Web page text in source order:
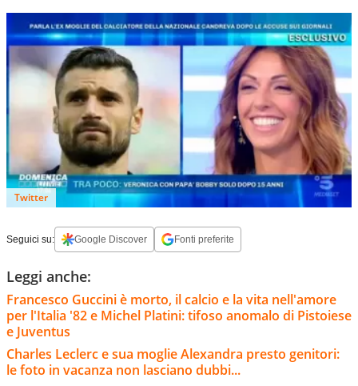
Twitter
Seguici su: Google Discover Fonti preferite
Leggi anche:
Francesco Guccini è morto, il calcio e la vita nell'amore
per l'Italia '82 e Michel Platini: tifoso anomalo di Pistoiese
e Juventus
Charles Leclerc e sua moglie Alexandra presto genitori:
le foto in vacanza non lasciano dubbi...